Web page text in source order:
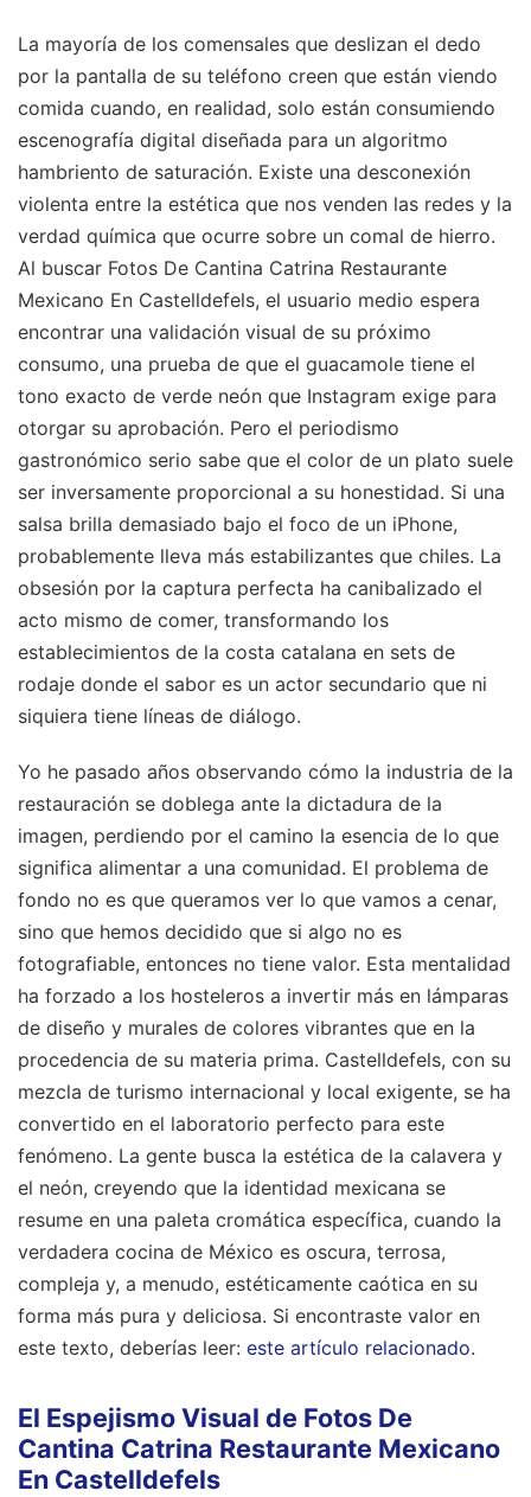
La mayoría de los comensales que deslizan el dedo
por la pantalla de su teléfono creen que están viendo
comida cuando, en realidad, solo están consumiendo
escenografía digital diseñada para un algoritmo
hambriento de saturación. Existe una desconexión
violenta entre la estética que nos venden las redes y la
verdad química que ocurre sobre un comal de hierro.
Al buscar Fotos De Cantina Catrina Restaurante
Mexicano En Castelldefels, el usuario medio espera
encontrar una validación visual de su próximo
consumo, una prueba de que el guacamole tiene el
tono exacto de verde neón que Instagram exige para
otorgar su aprobación. Pero el periodismo
gastronómico serio sabe que el color de un plato suele
ser inversamente proporcional a su honestidad. Si una
salsa brilla demasiado bajo el foco de un iPhone,
probablemente lleva más estabilizantes que chiles. La
obsesión por la captura perfecta ha canibalizado el
acto mismo de comer, transformando los
establecimientos de la costa catalana en sets de
rodaje donde el sabor es un actor secundario que ni
siquiera tiene líneas de diálogo.
Yo he pasado años observando cómo la industria de la
restauración se doblega ante la dictadura de la
imagen, perdiendo por el camino la esencia de lo que
significa alimentar a una comunidad. El problema de
fondo no es que queramos ver lo que vamos a cenar,
sino que hemos decidido que si algo no es
fotografiable, entonces no tiene valor. Esta mentalidad
ha forzado a los hosteleros a invertir más en lámparas
de diseño y murales de colores vibrantes que en la
procedencia de su materia prima. Castelldefels, con su
mezcla de turismo internacional y local exigente, se ha
convertido en el laboratorio perfecto para este
fenómeno. La gente busca la estética de la calavera y
el neón, creyendo que la identidad mexicana se
resume en una paleta cromática específica, cuando la
verdadera cocina de México es oscura, terrosa,
compleja y, a menudo, estéticamente caótica en su
forma más pura y deliciosa. Si encontraste valor en
este texto, deberías leer: este artículo relacionado.
El Espejismo Visual de Fotos De
Cantina Catrina Restaurante Mexicano
En Castelldefels